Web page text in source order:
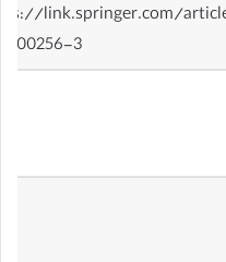
link.springer.com/
00256-3